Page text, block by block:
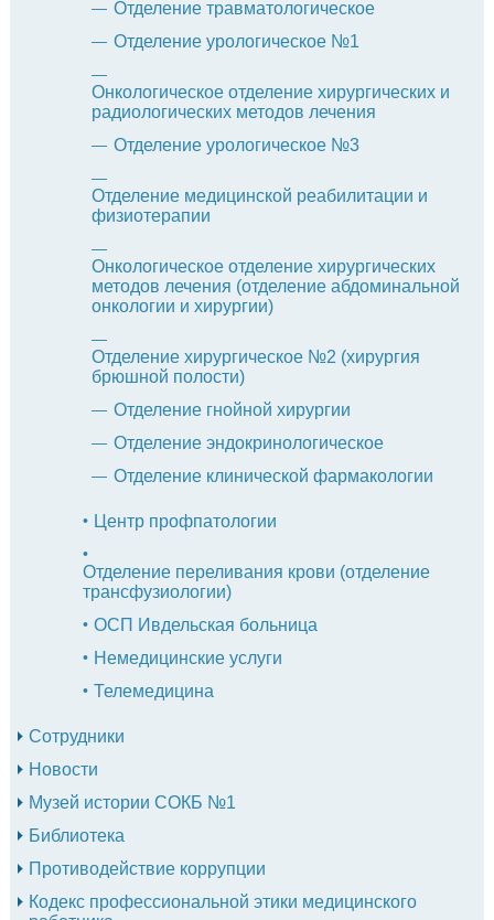
Отделение травматологическое
Отделение урологическое №1
Онкологическое отделение хирургических и
радиологических методов лечения
Отделение урологическое №3
Отделение медицинской реабилитации и
физиотерапии
Онкологическое отделение хирургических
методов лечения (отделение абдоминальной
онкологии и хирургии)
Отделение хирургическое №2 (хирургия
брюшной полости)
Отделение гнойной хирургии
Отделение эндокринологическое
Отделение клинической фармакологии
Центр профпатологии
Отделение переливания крови (отделение
трансфузиологии)
ОСП Ивдельская больница
Немедицинские услуги
Телемедицина
Сотрудники
Новости
Музей истории СОКБ №1
Библиотека
Противодействие коррупции
Кодекс профессиональной этики медицинского